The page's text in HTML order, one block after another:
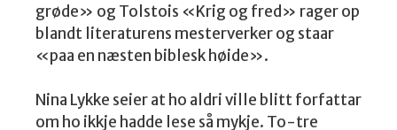
grøde» og Tolstois «Krig og fred» rager op
blandt literaturens mesterverker og staar
«paa en næsten biblesk høide».
Nina Lykke seier at ho aldri ville blitt forfattar
om ho ikkje hadde lese så mykje. To-tre